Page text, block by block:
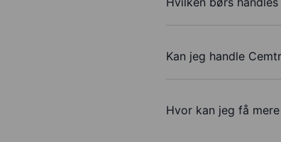
Kan jeg handle
Hvor kan jeg få